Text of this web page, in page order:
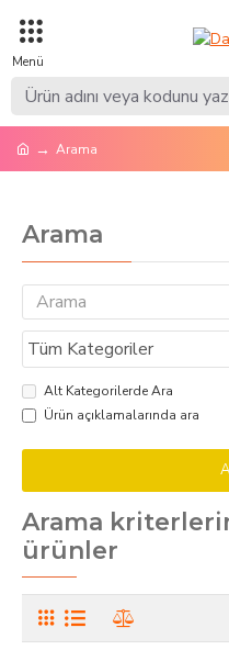
Arama
Arama
Alt Kategorilerde Ara
Ürün açıklamalarında ara
Arama
ürünler